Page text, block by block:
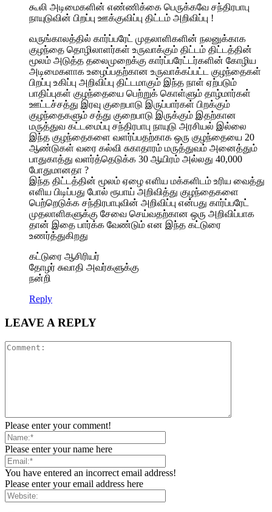
கூலி அடிமைகளின் எண்ணிக்கை பெருக்கவே சந்திரபாபு
நாயுடுவின் பிறப்பு ஊக்குவிப்பு திட்டம் அறிவிப்பு !
வருங்காலத்தில் கார்ப்பரேட் முதலாளிகளின் நலனுக்காக
குழந்தை தொழிலாளர்கள் உருவாக்கும் திட்டம் திட்டத்தின்
மூலம் அடுத்த தலைமுறைக்கு கார்ப்பரேட்டர்களின் கோழிய
அடிமைகளாக உழைப்பதற்கான உருவாக்கப்பட்ட குழந்தைகள்
பிறப்பு உகிப்பு அறிவிப்பு திட்டமாகும் இந்த நாள் ஏற்படும்
பாதிப்புகள் குழந்தையை பெற்றுக் கொள்ளும் தாழ்மார்கள்
ஊட்டச்சத்து இரவு குறைபாடு இருப்பார்கள் பிறக்கும்
குழந்தைகளும் சத்து குறைபாடு இருக்கும் இதற்கான
மருத்துவ கட்டமைப்பு சந்திரபாபு நாயுடு அரசியல் இல்லை
இந்த குழந்தைகளை வளர்ப்பதற்காக ஒரு குழந்தையை 20
ஆண்டுகள் வரை கல்வி சுகாதாரம் மருத்துவம் அனைத்தும்
பாதுகாத்து வளர்த்தெடுக்க 30 ஆயிரம் அல்லது 40,000
போதுமானதா ?
இந்த திட்டத்தின் மூலம் ஏழை எளிய மக்களிடம் உரிய வைத்து
எளிய பிடிப்பது போல் ரூபாய் அறிவித்து குழந்தைகளை
பெற்றெடுக்க சந்திரபாபுவின் அறிவிப்பு என்பது கார்ப்பரேட்
முதலாளிகளுக்கு சேவை செய்வதற்கான ஒரு அறிவிப்பாக
தான் இதை பார்க்க வேண்டும் என இந்த கட்டுரை
உணர்த்துகிறது
கட்டுரை ஆசிரியர்
தோழர் சுவாதி அவர்களுக்கு
நன்றி
Reply
LEAVE A REPLY
Please enter your comment!
Please enter your name here
You have entered an incorrect email address!
Please enter your email address here